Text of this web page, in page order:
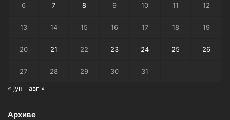
6 7 8 9 10 11 12
13 14 15 16 17 18 19
20 21 22 23 24 25 26
27 28 29 30 31
« јун авг »
Архиве